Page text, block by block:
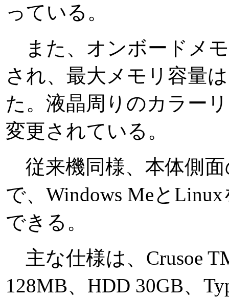
っている。
また、オンボードメ
され、最大メモリ容量
た。液晶周りのカラー
変更されている。
従来機同様、本体側
で、Windows Meと
できる。
主な仕様は、Crusoe
128MB、HDD 30GB、